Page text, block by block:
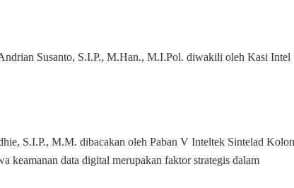
Perkuat
Susanto, S.I.P., M.Han., M.I.Pol. diwakili oleh Kasi Intel
S.I.P., M.M. dibacakan oleh Paban V Inteltek Sintelad
keamanan data digital merupakan faktor strategis dalam